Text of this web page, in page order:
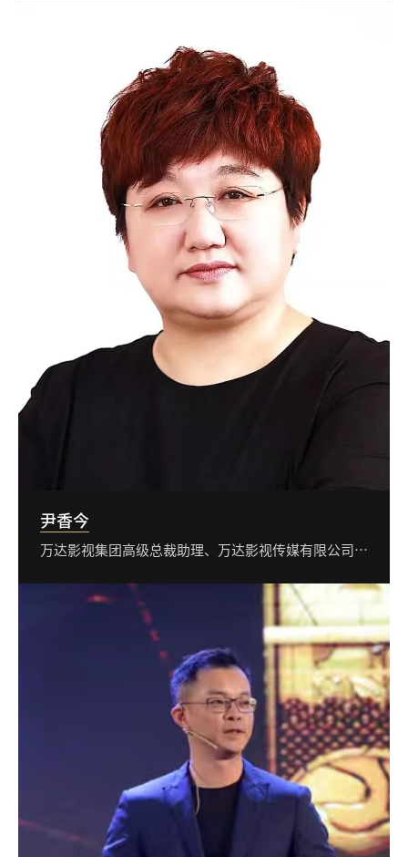
尹香今
万达影视集团高级总裁助理、万达影视传媒有限公司总经理